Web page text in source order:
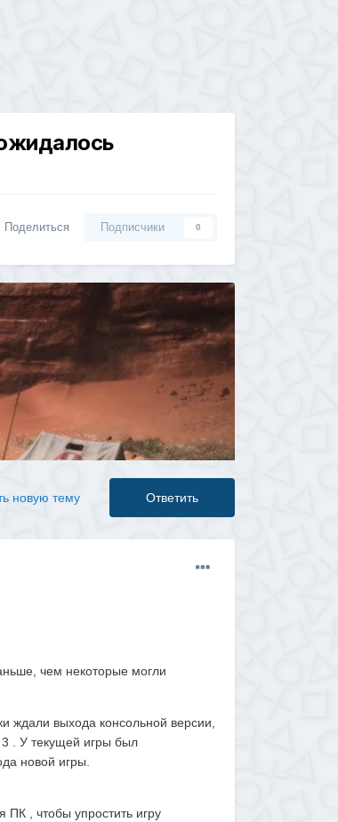
Поделиться Подписчики 0
Ответить
новую тему
чем некоторые могли
ждали выхода консольной версии,
. У текущей игры был
новой игры.
, чтобы упростить игру